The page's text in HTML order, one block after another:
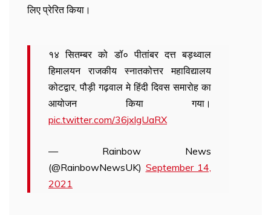
लिए प्रेरित किया।
१४ सितम्बर को डॉ० पीतांबर दत्त बड़थ्वाल
हिमालयन राजकीय स्नातकोत्तर महाविद्यालय
कोटद्वार, पौड़ी गढ़वाल मे हिंदी दिवस समारोह का
आयोजन किया गया।
pic.twitter.com/36jxlgUaRX
— Rainbow News
(@RainbowNewsUK) September 14,
2021